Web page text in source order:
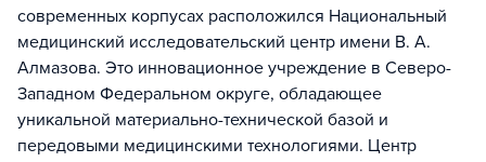
современных корпусах расположился Национальный
медицинский исследовательский центр имени В. А.
Алмазова. Это инновационное учреждение в Северо-
Западном Федеральном округе, обладающее
уникальной материально-технической базой и
передовыми медицинскими технологиями. Центр